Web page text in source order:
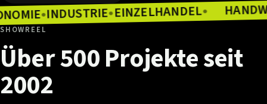
GASTRONOMIE●INDUSTRIE●EINZELHANDEL●
SHOWREEL
Über500Projekteseit
2002